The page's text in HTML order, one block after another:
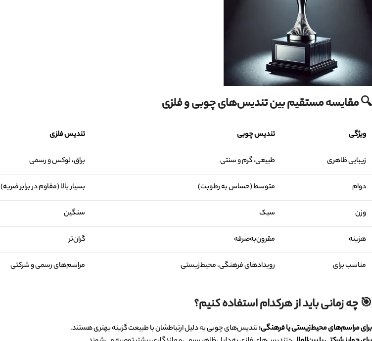
🔍مقایسه مستقیم بین تندیس‌های چوبی و فلزی
ویژگی تندیس چوبی تندیس فلزی
زیبایی ظاهری طبیعی، گرم و سنتی براق، لوکس و رسمی
دوام متوسط (حساس به رطوبت) بسیار بالا (مقاوم در برابر ضربه)
وزن سبک سنگین
هزینه مقرون‌به‌صرفه گران‌تر
مناسب برای رویدادهای فرهنگی، محیط‌زیستی مراسم‌های رسمی و شرکتی
🎯چه زمانی باید از هرکدام استفاده کنیم؟
برای مراسم‌های محیط‌زیستی یا فرهنگی:تندیس‌های چوبی به دلیل ارتباطشان با طبیعت گزینه بهتری هستند.